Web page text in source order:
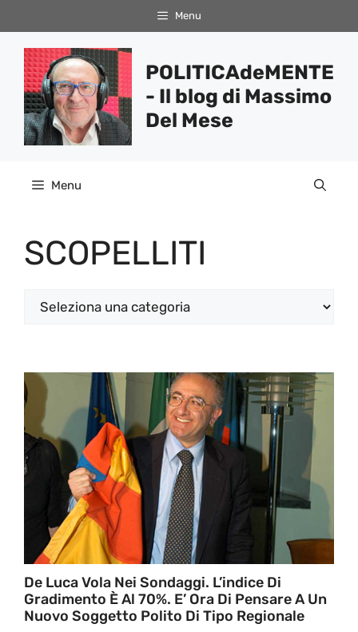
al
contenuto
Menu
POLITICAdeMENTE
- Il blog di Massimo
Del Mese
Menu
SCOPELLITI
Categorie
De Luca Vola Nei Sondaggi. L’indice Di
Gradimento È Al 70%. E’ Ora Di Pensare A Un
Nuovo Soggetto Polito Di Tipo Regionale